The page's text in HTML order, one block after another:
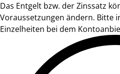
Das Entgelt bzw. der Zinssatz
Voraussetzungen ändern. Bitte
Einzelheiten bei dem